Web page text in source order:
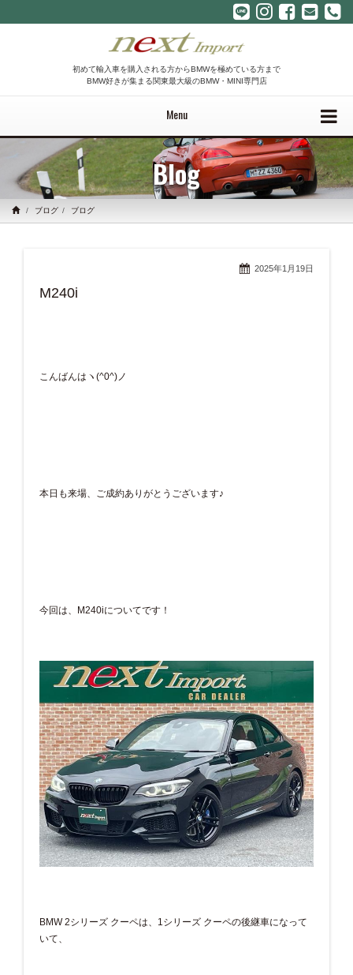
初めて輸入車を購入される方からBMWを極めている方まで
BMW好きが集まる関東最大級のBMW・MINI専門店
Menu
Blog
ブログ ブログ
2025年1月19日
M240i
こんばんはヽ(^0^)ノ
本日も来場、ご成約ありがとうございます♪
今回は、M240iについてです！
BMW 2シリーズ クーペは、1シリーズ クーペの後継車になって
いて、